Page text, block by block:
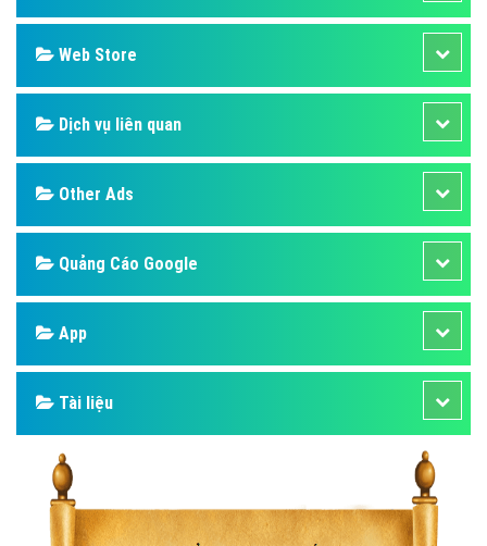
Web Store
Dịch vụ liên quan
Other Ads
Quảng Cáo Google
App
Tài liệu